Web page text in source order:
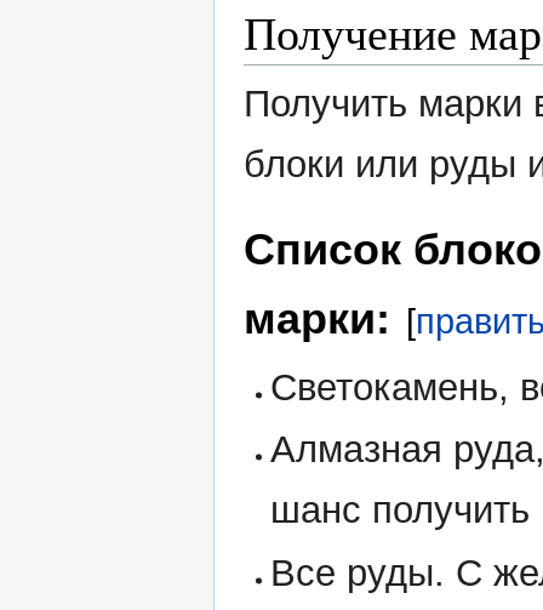
Получение
Получить
блоки или руды
Список
марки: [
Светокамень,
Алмазная
шанс получить
Все руды. С